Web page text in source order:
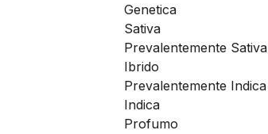
Genetica
Sativa
Prevalentemente Sativa
Ibrido
Prevalentemente Indica
Indica
Profumo